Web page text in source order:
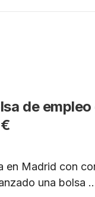
de
en Madrid con
una bolsa